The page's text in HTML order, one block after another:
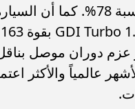
الفولاذ بنسبة 78%. كما
عالمياً والأكثر